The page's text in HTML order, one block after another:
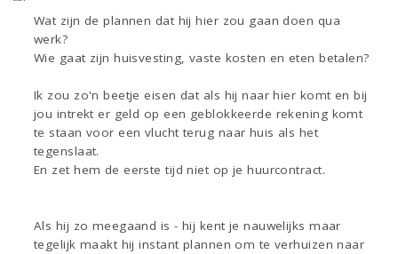
Wat zijn de plannen dat hij hier zou gaan doen qua
werk?
Wie gaat zijn huisvesting, vaste kosten en eten betalen?
Ik zou zo'n beetje eisen dat als hij naar hier komt en bij
jou intrekt er geld op een geblokkeerde rekening komt
te staan voor een vlucht terug naar huis als het
tegenslaat.
En zet hem de eerste tijd niet op je huurcontract.
Als hij zo meegaand is - hij kent je nauwelijks maar
tegelijk maakt hij instant plannen om te verhuizen naar